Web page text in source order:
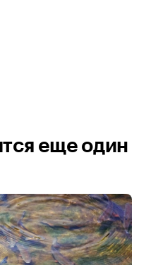
еще один